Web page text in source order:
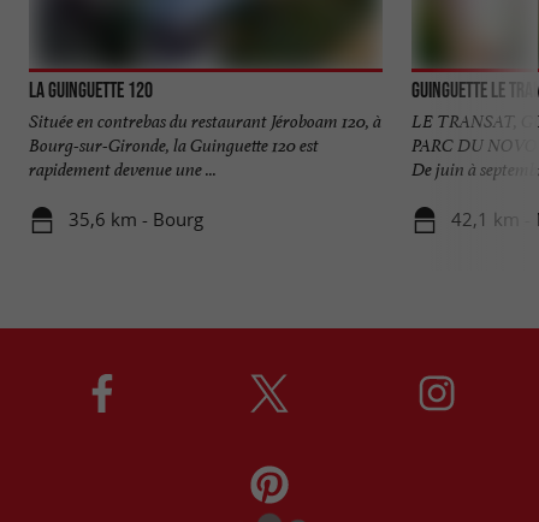
La Guinguette 120
Située en contrebas du restaurant Jéroboam 120, à
Bourg-sur-Gironde, la Guinguette 120 est
rapidement devenue une ...
35,6 km - Bourg
LE TRANSAT,
PARC DU
De juin à
42,1 km -